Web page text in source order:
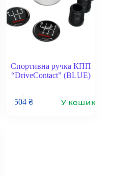
Спортивна ручка КПП
“DriveContact” (BLUE)
504 ₴ У кошик